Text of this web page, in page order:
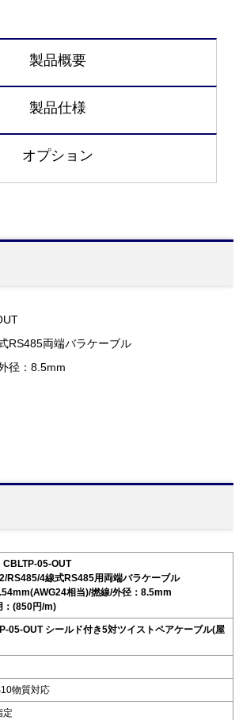
製品概要
製品仕様
オプション
RS485両端バラケーブル
径：8.5mm
CBLTP-05-OUT
RS485/4線式RS485用両端バラケーブル
相当)/撚線/外径：8.5mm
：(850円/m)
05-OUT シールド付き5対ツイストペアケーブル(屋
物質対応
定